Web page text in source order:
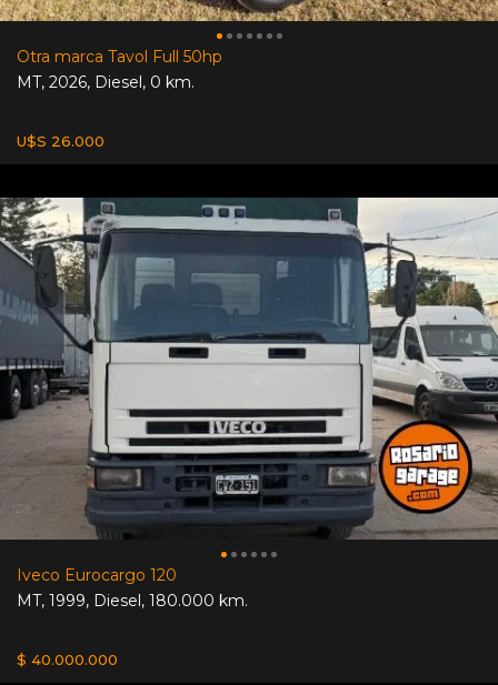
Otra marca Tavol Full 50hp
MT, 2026, Diesel, 0 km.
U$S 26.000
Iveco Eurocargo 120
MT, 1999, Diesel, 180.000 km.
$ 40.000.000